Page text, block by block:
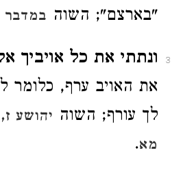
"בארצם"; השוה במדבר
3 ונתתי את כל אויביך
את האויב ערף, כלומר
לך עורף; השוה יהושע
מא.